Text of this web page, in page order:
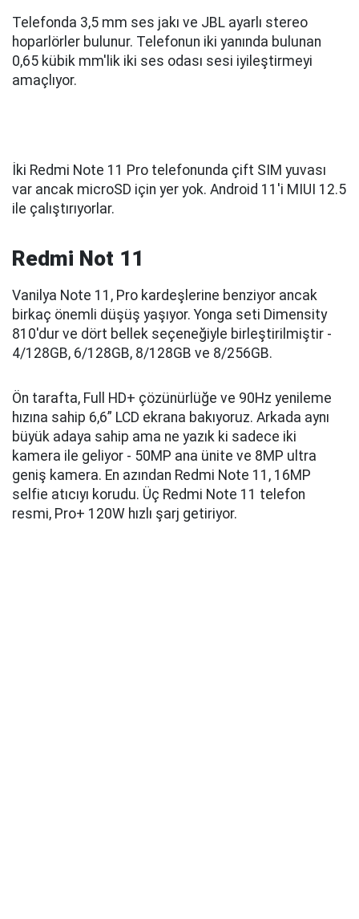
Telefonda 3,5 mm ses jakı ve JBL ayarlı stereo
hoparlörler bulunur. Telefonun iki yanında bulunan
0,65 kübik mm'lik iki ses odası sesi iyileştirmeyi
amaçlıyor.
İki Redmi Note 11 Pro telefonunda çift SIM yuvası
var ancak microSD için yer yok. Android 11'i MIUI 12.5
ile çalıştırıyorlar.
Redmi Not 11
Vanilya Note 11, Pro kardeşlerine benziyor ancak
birkaç önemli düşüş yaşıyor. Yonga seti Dimensity
810'dur ve dört bellek seçeneğiyle birleştirilmiştir -
4/128GB, 6/128GB, 8/128GB ve 8/256GB.
Ön tarafta, Full HD+ çözünürlüğe ve 90Hz yenileme
hızına sahip 6,6” LCD ekrana bakıyoruz. Arkada aynı
büyük adaya sahip ama ne yazık ki sadece iki
kamera ile geliyor - 50MP ana ünite ve 8MP ultra
geniş kamera. En azından Redmi Note 11, 16MP
selfie atıcıyı korudu. Üç Redmi Note 11 telefon
resmi, Pro+ 120W hızlı şarj getiriyor.